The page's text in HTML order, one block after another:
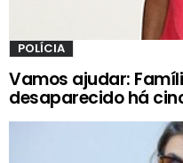
POLÍCIA
Vamos ajudar:
desaparecido há